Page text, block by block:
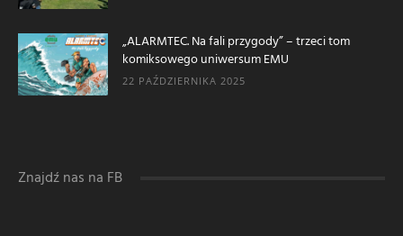
„ALARMTEC. Na fali przygody” – trzeci tom
komiksowego uniwersum EMU
22 PAŹDZIERNIKA 2025
Znajdź nas na FB